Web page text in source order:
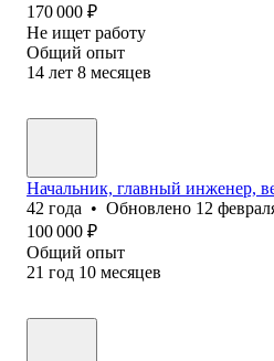
170 000 ₽
Не ищет работу
Общий опыт
14 лет 8 месяцев
Начальник, главный инженер,
42 года • Обновлено 12
100 000 ₽
Общий опыт
21 год 10 месяцев